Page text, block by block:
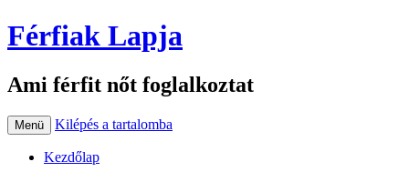
Férfiak Lapja
Ami férfit nőt foglalkoztat
Menü Kilépés a tartalomba
Kezdőlap